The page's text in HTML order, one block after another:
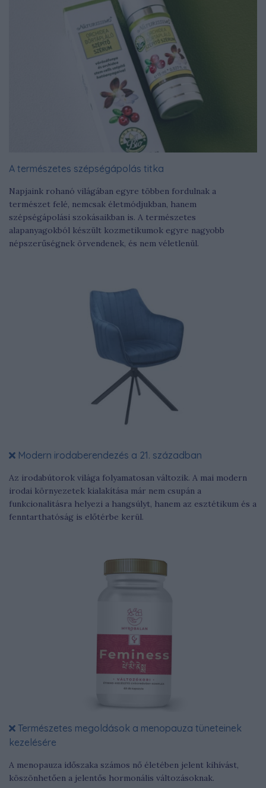
A természetes szépségápolás titka
Napjaink rohanó világában egyre többen fordulnak a
természet felé, nemcsak életmódjukban, hanem
szépségápolási szokásaikban is. A természetes
alapanyagokból készült kozmetikumok egyre nagyobb
népszerűségnek örvendenek, és nem véletlenül.
Modern irodaberendezés a 21. században
Az irodabútorok világa folyamatosan változik. A mai modern
irodai környezetek kialakítása már nem csupán a
funkcionalitásra helyezi a hangsúlyt, hanem az esztétikum és a
fenntarthatóság is előtérbe kerül.
Természetes megoldások a menopauza tüneteinek
kezelésére
A menopauza időszaka számos nő életében jelent kihívást,
köszönhetően a jelentős hormonális változásoknak.